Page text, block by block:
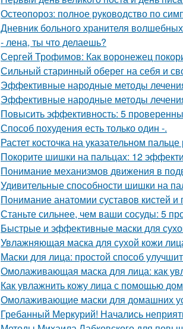
Остеопороз: полное руководство по
Дневник больного хранителя волшебных
- лена, ты что делаешь?
Сергей Трофимов: Как воронежец
Сильный старинный оберег на себя и
Эффективные народные методы
Эффективные народные методы
Повысить эффективность: 5
Способ похудения есть только один -.
Растет косточка на указательном
Покорите шишки на пальцах: 12
Понимание механизмов движения в
Удивительные способности шишки на
Понимание анатомии суставов кистей и
Станьте сильнее, чем ваши сосуды: 5
Быстрые и эффективные маски для
Увлажняющая маска для сухой кожи
Маски для лица: простой способ
Омолаживающая маска для лица: как
Как увлажнить кожу лица с помощью
Омолаживающие маски для домашних
Гребанный Меркурий! Начались